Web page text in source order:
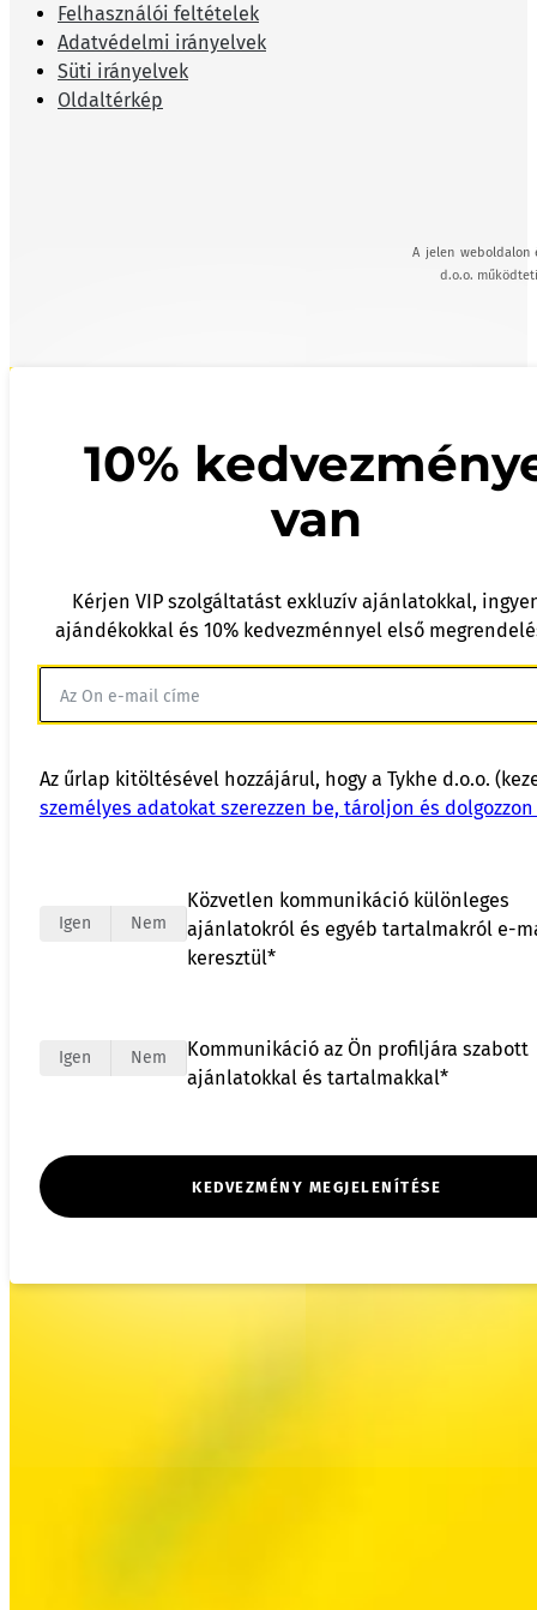
Felhasználói feltételek
Adatvédelmi irányelvek
Süti irányelvek
Oldaltérkép
A jelen weboldalon
d.o.o.
10%
van
Kérjen VIP szolgáltatást exkluzív ajánlatokkal,
ajándékokkal és 10% kedvezménnyel első
Az űrlap kitöltésével hozzájárul, hogy a Tykhe d.o.o.
személyes adatokat szerezzen be, tároljon és
Igen Nem
Közvetlen kommunikáció különleges
ajánlatokról és egyéb tartalmakról e-
keresztül*
Igen Nem
Kommunikáció az Ön profiljára szabott
ajánlatokkal és tartalmakkal*
KEDVEZMÉNY MEGJELENÍTÉSE